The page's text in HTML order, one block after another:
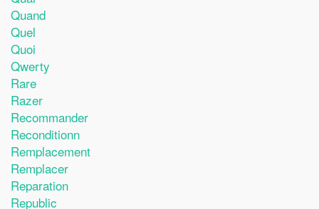
Quand
Quel
Quoi
Qwerty
Rare
Razer
Recommander
Reconditionn
Remplacement
Remplacer
Reparation
Republic